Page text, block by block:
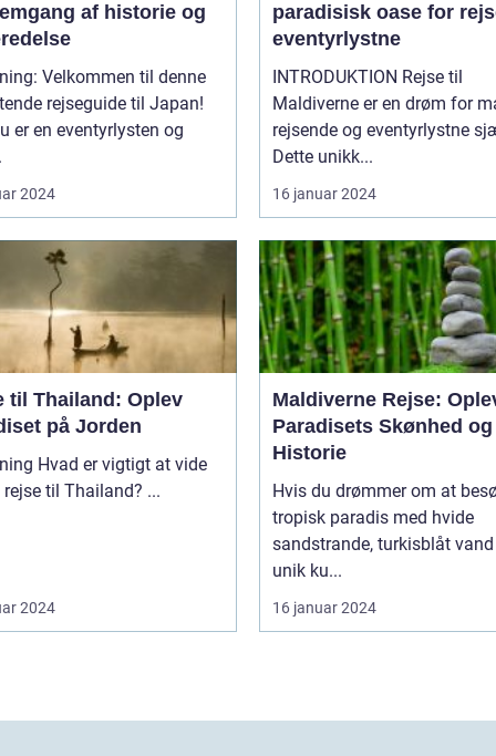
af historie og
Velkommen til denne
rejseguide til Japan!
er en eventyrlysten og
2024
paradisisk oase for
eventyrlystne
INTRODUKTION Rejse til
Maldiverne er en drøm for
rejsende og eventyrlystne
Dette unikk...
16 januar 2024
til Thailand: Oplev
på Jorden
at vide
om en rejse til Thailand? ...
2024
Maldiverne Rejse:
Paradisets Skønhed og
Historie
Hvis du drømmer om at
tropisk paradis med hvide
sandstrande, turkisblåt
unik ku...
16 januar 2024